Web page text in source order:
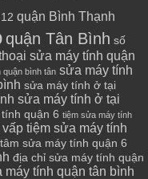
quận Bình Thạnh
quận Tân Bình số
sửa máy tính quận
quận bình tân sửa máy tính
sửa máy tính ở tại
sửa máy tính ở tại
quận 6 tiệm sửa máy tính
vấp tiệm sửa máy tính
sửa máy tính quận 6
địa chỉ sửa máy tính quận
máy tính quận tân bình